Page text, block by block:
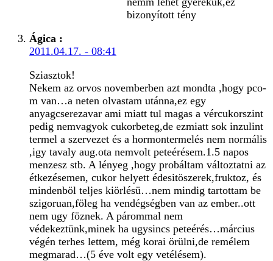
bizonyított tény
Ágica :
2011.04.17. - 08:41
Sziasztok!
Nekem az orvos novemberben azt mondta ,hogy pco-
m van…a neten olvastam utánna,ez egy
anyagcserezavar ami miatt tul magas a vércukorszint
pedig nemvagyok cukorbeteg,de ezmiatt sok inzulint
termel a szervezet és a hormontermelés nem normális
,igy tavaly aug.ota nemvolt peteérésem.1.5 napos
menzesz stb. A lényeg ,hogy probáltam változtatni az
étkezésemen, cukor helyett édesitöszerek,fruktoz, és
mindenböl teljes kiörlésü…nem mindig tartottam be
szigoruan,föleg ha vendégségben van az ember..ott
nem ugy föznek. A párommal nem
védekeztünk,minek ha ugysincs peteérés…március
végén terhes lettem, még korai örülni,de remélem
megmarad…(5 éve volt egy vetélésem).